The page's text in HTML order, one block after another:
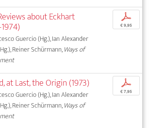
about Eckhart
Guercio (Hg.), Ian Alexander
Reiner Schürmann,Ways of
p
€ 9,95
at Last, the Origin (1973)
Guercio (Hg.), Ian Alexander
Reiner Schürmann,Ways of
p
€ 7,95